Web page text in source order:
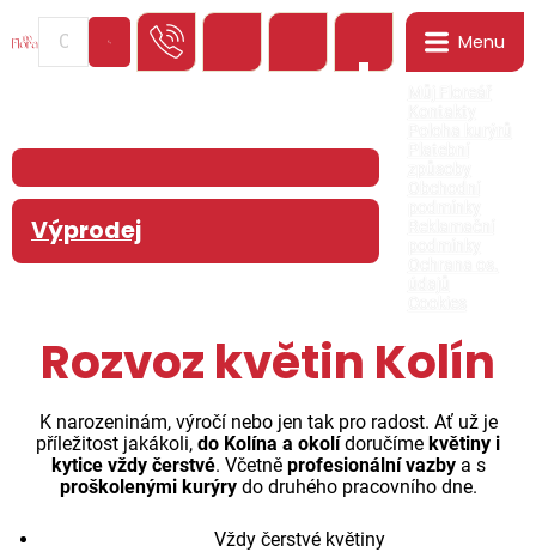
Menu
Výprodej
Rozvoz květin Kolín
K narozeninám, výročí nebo jen tak pro radost. Ať už je
příležitost jakákoli, do Kolína a okolídoručíme květiny i
kytice vždy čerstvé. Včetně profesionální vazbya s
proškolenými kurýrydo druhého pracovního dne.
Vždy čerstvé květiny